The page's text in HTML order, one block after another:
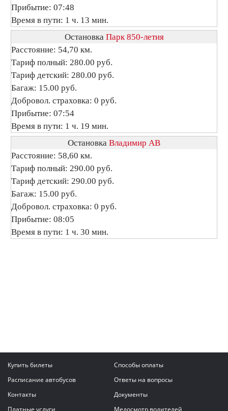
Прибытие: 07:48
Время в пути: 1 ч. 13 мин.
Остановка Парк 850-летия
Расстояние: 54,70 км.
Тариф полный: 280.00 руб.
Тариф детский: 280.00 руб.
Багаж: 15.00 руб.
Добровол. страховка: 0 руб.
Прибытие: 07:54
Время в пути: 1 ч. 19 мин.
Остановка Владимир АВ
Расстояние: 58,60 км.
Тариф полный: 290.00 руб.
Тариф детский: 290.00 руб.
Багаж: 15.00 руб.
Добровол. страховка: 0 руб.
Прибытие: 08:05
Время в пути: 1 ч. 30 мин.
Купить билеты
Способы оплаты
Расписание автобусов
Ответы на вопросы
Контакты
Документы
Платные услуги
Медосмотр водителей